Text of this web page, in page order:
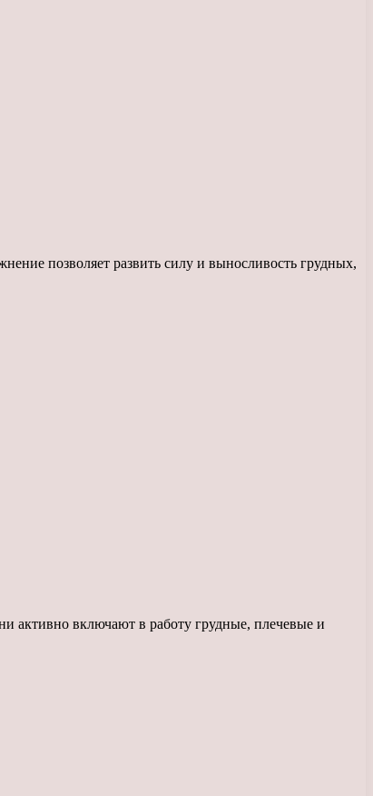
позволяет развить силу и выносливость грудных,
активно включают в работу грудные, плечевые и